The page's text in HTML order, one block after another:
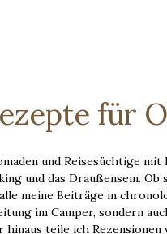
für
und Reisesüchtige
und das Draußensein.
meine Beiträge in
im Camper, sondern
hinaus teile ich